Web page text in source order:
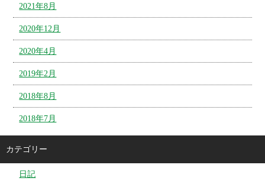
2021年8月
2020年12月
2020年4月
2019年2月
2018年8月
2018年7月
カテゴリー
日記